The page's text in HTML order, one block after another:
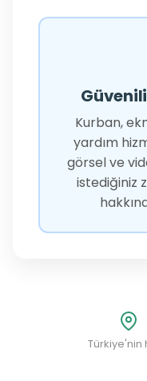
Kurban,
yardım
görsel ve
istediğiniz
Türkiye'nin